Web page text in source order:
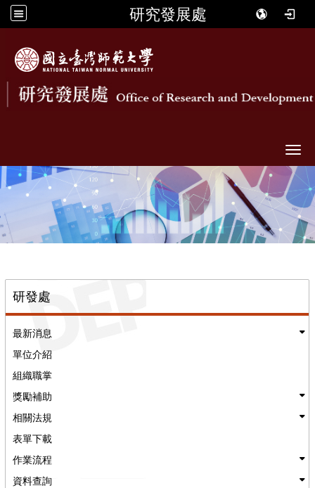
研究發展處
研發處
最新消息
單位介紹
組織職掌
獎勵補助
相關法規
表單下載
作業流程
資料查詢